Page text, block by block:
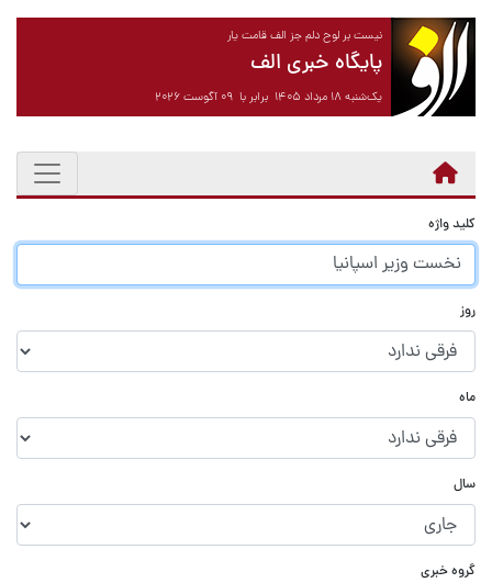
نیست بر لوح دلم جز الف قامت یار
پایگاه خبری الف
یک‌شنبه ۱۸ مرداد ۱۴۰۵ برابر با ۰۹ آگوست ۲۰۲۶
کلید واژه
روز
ماه
سال
گروه خبری